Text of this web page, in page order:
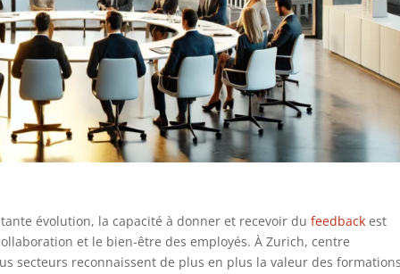
évolution, la capacité à donner et recevoir dufeedback est
et le bien-être des employés. À Zurich, centre
secteurs reconnaissent de plus en plus la valeur des